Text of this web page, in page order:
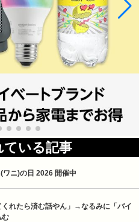
ている記事
ワニ)の日 2026 開催中
くれたら済む話やん」→なるみに「バイ
む